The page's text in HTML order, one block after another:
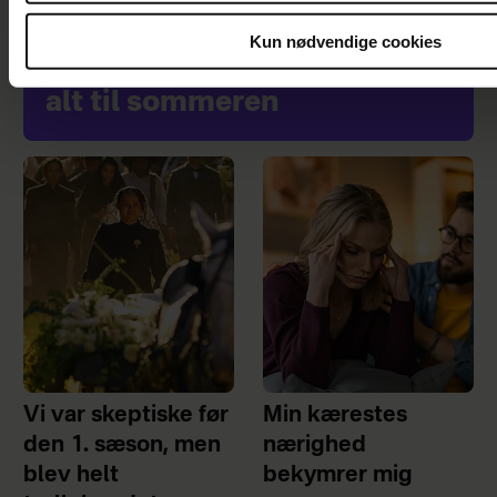
Kun nødvendige cookies
Skab din drømmeoase med
alt til sommeren
Vi var skeptiske før
den 1. sæson, men
blev helt
Min kærestes
nærighed
bekymrer mig